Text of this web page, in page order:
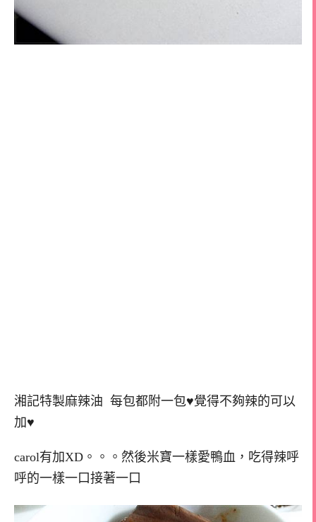
湘記特製麻辣油 每包都附一包♥覺得不夠辣的可以
加♥
carol有加XD。。。然後米寶一樣愛鴨血，吃得辣呼
呼的一樣一口接著一口